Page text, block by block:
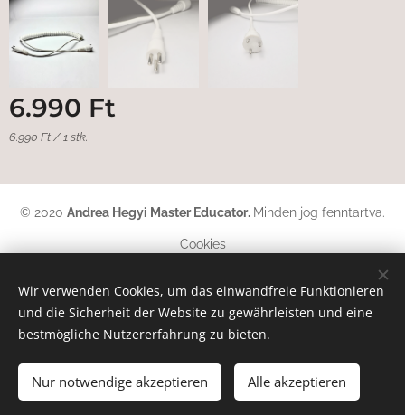
6.990 Ft
6.990 Ft / 1 stk.
Zum Warenkorb hinzufügen
© 2020 Andrea Hegyi Master Educator. Minden jog fenntartva.
Cookies
Sprachen
Magyar
English Deutsch
Wir verwenden Cookies, um das einwandfreie Funktionieren
und die Sicherheit der Website zu gewährleisten und eine
bestmögliche Nutzererfahrung zu bieten.
Nur notwendige akzeptieren Alle akzeptieren